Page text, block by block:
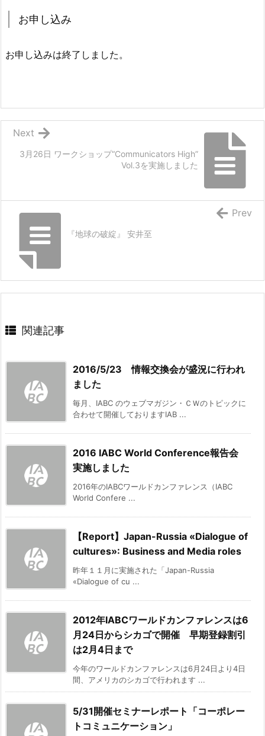
お申し込み
お申し込みは終了しました。
3月26日 ワークショップ“Communicators High”
Vol.3を実施しました
Next
『地球の破綻』 安井至
Prev
関連記事
2016/5/23 情報交換会が盛況に行われ
ました
毎月、IABC のウェブマガジン・ＣＷのトピックに
合わせて開催しておりますIAB ...
2016 IABC World Conference報告会
実施しました
2016年のIABCワールドカンファレンス（IABC
World Confere ...
【Report】Japan-Russia «Dialogue of
cultures»: Business and Media roles
昨年１１月に実施された「Japan-Russia
«Dialogue of cu ...
2012年IABCワールドカンファレンスは6
月24日からシカゴで開催 早期登録割引
は2月4日まで
今年のワールドカンファレンスは6月24日より4日
間、アメリカのシカゴで行われます ...
5/31開催セミナーレポート「コーポレー
トコミュニケーション」